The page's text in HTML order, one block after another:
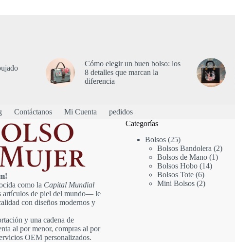
Cómo elegir un buen bolso: los
8 detalles que marcan la
diferencia
Contáctanos Mi Cuenta pedidos
como la Capital Mundial
artículos de piel del mundo— le
con diseños modernos y
y una cadena de
al por menor, compras al por
OEM personalizados.
Categorías
Bolsos 2525
productos
Bolsos Bandolera 22
Bolsos de Mano 11
Bolsos Hobo 1414
Bolsos Tote 66
productos
Mini Bolsos 22